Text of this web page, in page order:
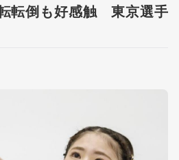
転倒も好感触 東京選手